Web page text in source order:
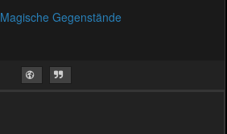
Magische Gegenstände